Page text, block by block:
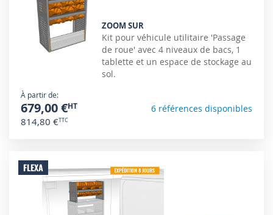
ZOOM SUR
Kit pour véhicule utilitaire 'Passage
de roue' avec 4 niveaux de bacs, 1
tablette et un espace de stockage au
sol.
À partir de
679,00 €
814,80 €
6 références disponibles
FLEXA